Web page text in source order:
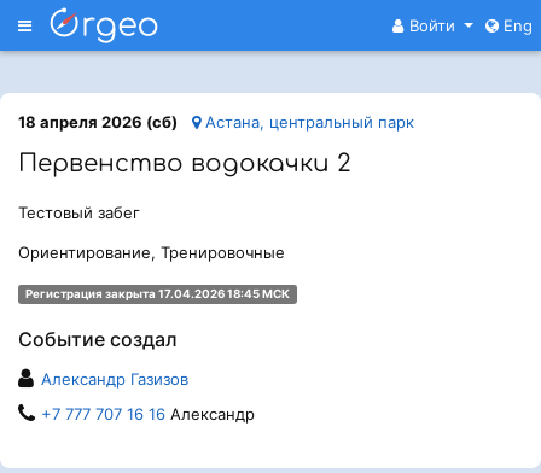
Меню Войти Eng
18 апреля 2026 (сб) Астана, центральный парк
Первенство водокачки 2
Тестовый забег
Ориентирование, Тренировочные
Регистрация закрыта 17.04.2026 18:45 МСК
Событие создал
Александр Газизов
+7 777 707 16 16 Александр